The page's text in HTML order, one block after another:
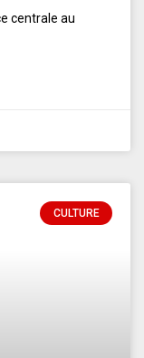
centrale au
CULTURE